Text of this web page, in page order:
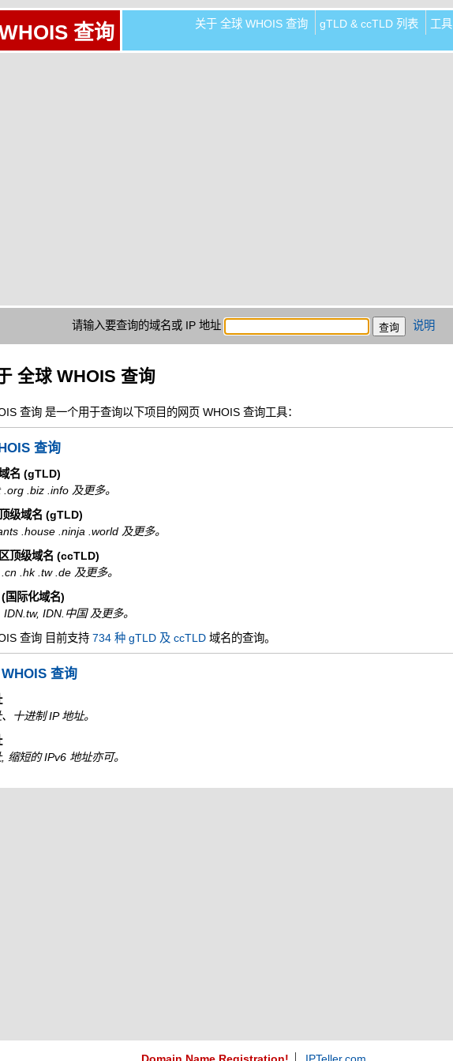
查询 关于 全球 WHOIS 查询 gTLD & ccTLD 列表 工具
请输入要查询的域名或 IP 地址 说明
全球 WHOIS 查询
查询 是一个用于查询以下项目的网页 WHOIS 查询工具：
查询
名 (gTLD)
.org .biz .info 及更多。
级域名 (gTLD)
.house .ninja .world 及更多。
顶级域名 (ccTLD)
.hk .tw .de 及更多。
国际化域名)
IDN.中国 及更多。
查询 目前支持 734 种 gTLD 及 ccTLD 域名的查询。
查询
十进制 IP 地址。
缩短的 IPv6 地址亦可。
Domain Name Registration! IPTeller.com